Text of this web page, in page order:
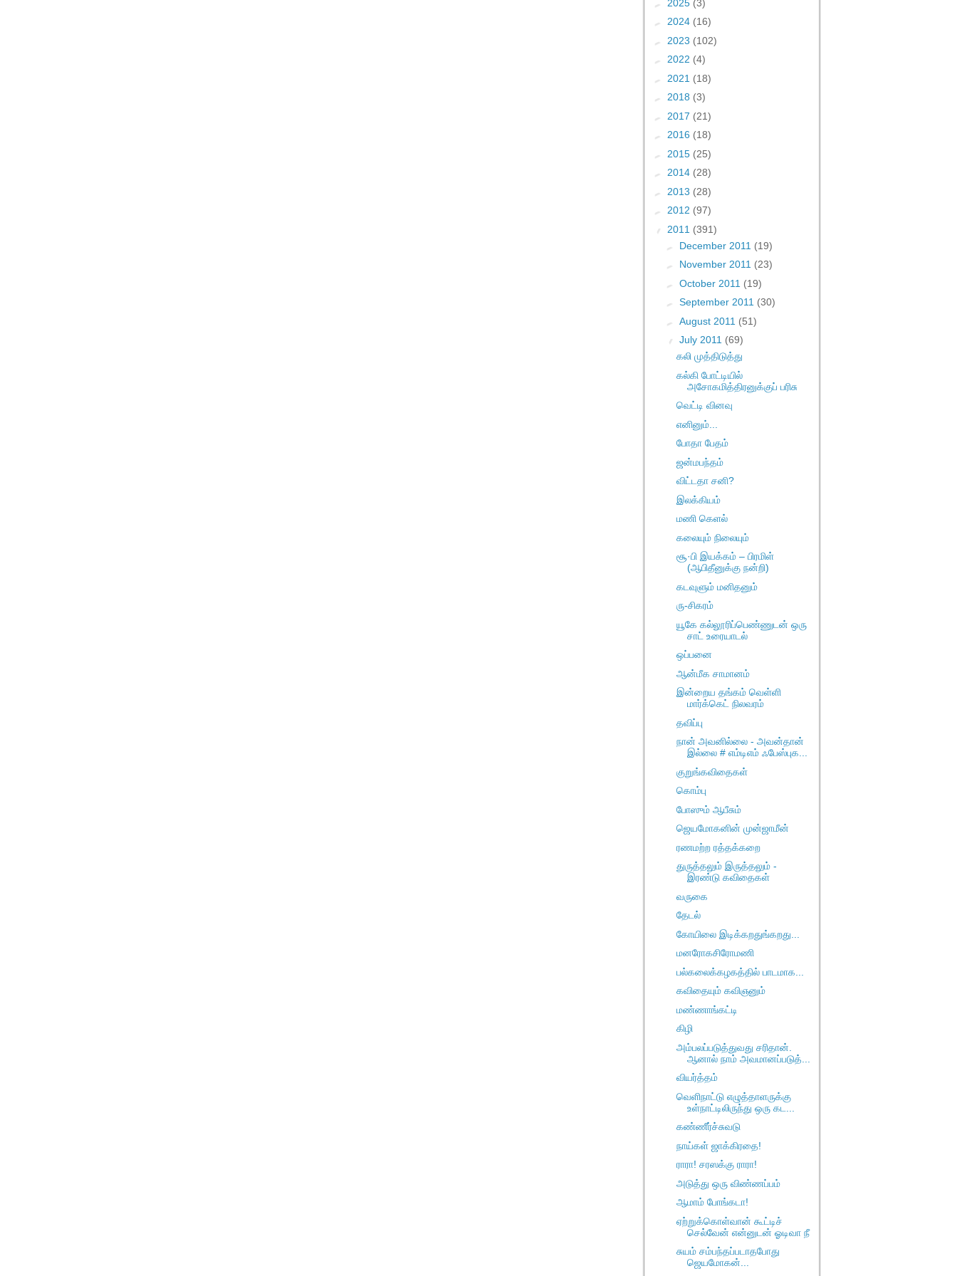
► 2025 (3)
► 2024 (16)
► 2023 (102)
► 2022 (4)
► 2021 (18)
► 2018 (3)
► 2017 (21)
► 2016 (18)
► 2015 (25)
► 2014 (28)
► 2013 (28)
► 2012 (97)
▼ 2011 (391)
► December 2011 (19)
► November 2011 (23)
► October 2011 (19)
► September 2011 (30)
► August 2011 (51)
▼ July 2011 (69)
கலி முத்திடுத்து
கல்கி போட்டியில்
அசோகமித்திரனுக்குப் பரிசு
வெட்டி வினவு
எனினும்...
போதா பேதம்
ஜன்மபந்தம்
விட்டதா சனி?
இலக்கியம்
மணி கெளல்
கலையும் நிலையும்
சூ·பி இயக்கம் – பிரமிள்
(ஆபிதீனுக்கு நன்றி)
கடவுளும் மனிதனும்
ரு-சிகரம்
யூகே கல்லூரிப்பெண்ணுடன் ஒரு
சாட் உரையாடல்
ஒப்பனை
ஆன்மீக சாமானம்
இன்றைய தங்கம் வெள்ளி
மார்க்கெட் நிலவரம்
தவிப்பு
நான் அவனில்லை - அவன்தான்
இல்லை # எம்டிஎம் ஃபேஸ்புக...
குறுங்கவிதைகள்
கொம்பு
போஸும் ஆபீசும்
ஜெயமோகனின் முன்ஜாமீன்
ரணமற்ற ரத்தக்கறை
துருத்தலும் இருத்தலும் -
இரண்டு கவிதைகள்
வருகை
தேடல்
கோயிலை இடிக்கறதுங்கறது...
மனரோகசிரோமணி
பல்கலைக்கழகத்தில் பாடமாக...
கவிதையும் கவிஞனும்
மண்ணாங்கட்டி
கிழி
அம்பலப்படுத்துவது சரிதான்.
ஆனால் நாம் அவமானப்படுத்...
வியர்த்தம்
வெளிநாட்டு எழுத்தாளருக்கு
உள்நாட்டிலிருந்து ஒரு கட...
கண்ணீர்ச்சுவடு
நாய்கள் ஜாக்கிரதை!
ராரா! சரஸக்கு ராரா!
அடுத்து ஒரு விண்ணப்பம்
ஆமாம் போங்கடா!
ஏற்றுக்கொள்வான் கூட்டிச்
செல்வேன் என்னுடன் ஓடிவா நீ
சுயம் சம்பந்தப்படாதபோது
ஜெயமோகன்...